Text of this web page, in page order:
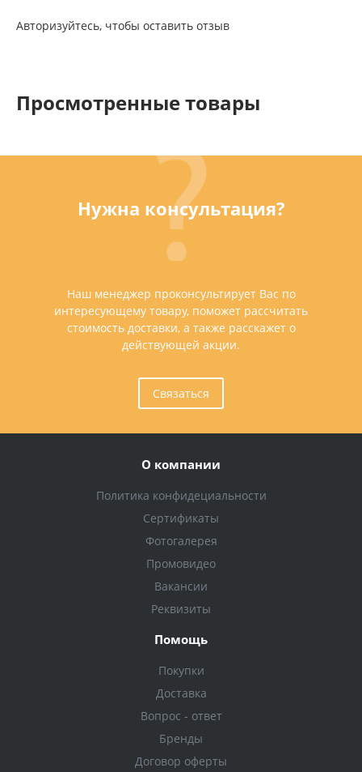
Авторизуйтесь, чтобы оставить отзыв
Просмотренные товары
Нужна консультация?
Наш менеджер проконсультирует Вас по
интересующему товару, поможет рассчитать
стоимость доставки, а также расскажет о
действующей акции.
Связаться
О компании
Политика конфидециальности
Сертификаты
Фотогалерея
Промовидео
Вакансии
Реквизиты
Помощь
Покупки
Доставка
Вопрос - ответ
Бренды
Договор оферты